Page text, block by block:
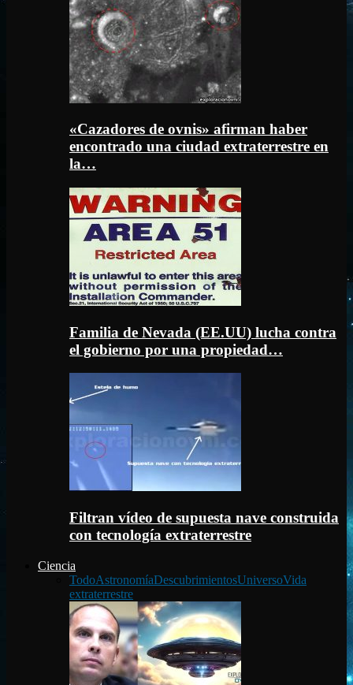
«Cazadores de ovnis» afirman haber
encontrado una ciudad extraterrestre en
la…
Familia de Nevada (EE.UU) lucha contra
el gobierno por una propiedad…
Filtran vídeo de supuesta nave construida
con tecnología extraterrestre
Ciencia
TodoAstronomíaDescubrimientosUniversoVida
extraterrestre